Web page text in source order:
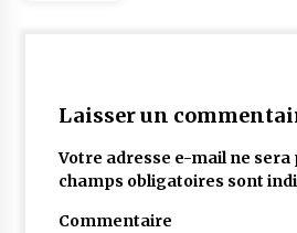
Laisser un
Votre adresse e-mail ne sera
champs obligatoires sont
Commentaire